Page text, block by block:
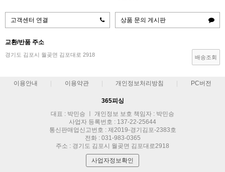
고객센터 연결 상품 문의 게시판
교환/반품 주소
경기도 김포시 월곶면 김포대로 2918 배송조회
이용안내 이용약관 개인정보처리방침 PC버전
365피싱
대표 : 박민승 ㅣ 개인정보 보호 책임자 : 박민승
사업자 등록번호 : 137-22-25644
통신판매업신고번호 : 제2019-경기김포-2383호
전화 : 031-983-0365
주소 : 경기도 김포시 월곶면 김포대로2918
사업자정보확인